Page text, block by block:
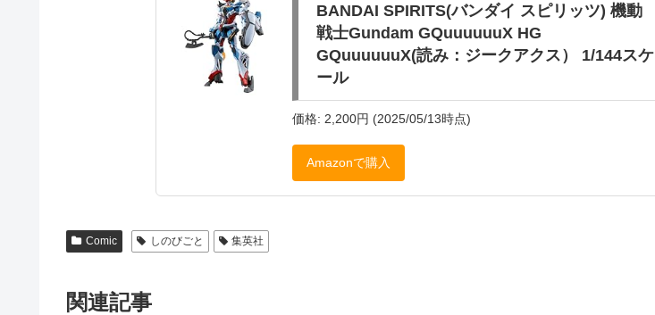
BANDAI SPIRITS(バンダイ スピリッツ) 機動
戦士Gundam GQuuuuuuX HG
GQuuuuuuX(読み：ジークアクス） 1/144スケ
ール
価格: 2,200円 (2025/05/13時点)
Amazonで購入
Comic しのびごと 集英社
関連記事